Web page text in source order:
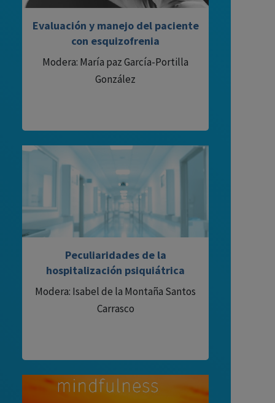
Evaluación y manejo del paciente
con esquizofrenia
Modera: María paz García-Portilla
González
Peculiaridades de la
hospitalización psiquiátrica
Modera: Isabel de la Montaña Santos
Carrasco